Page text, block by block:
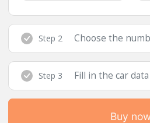
Step 2 Choose the
Step 3 Fill in the car data
Buy